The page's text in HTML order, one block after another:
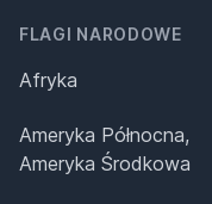
FLAGI NARODOWE
Afryka
Ameryka Północna,
Ameryka Środkowa